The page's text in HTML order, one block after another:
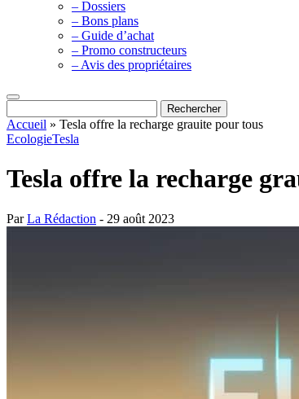
– Dossiers
– Bons plans
– Guide d’achat
– Promo constructeurs
– Avis des propriétaires
Accueil » Tesla offre la recharge grauite pour tous
EcologieTesla
Tesla offre la recharge
ParLa Rédaction - 29 août 2023